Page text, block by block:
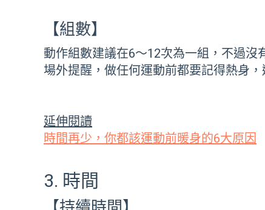
【組數】
動作組數建議在6～12次為一組，不過沒
場外提醒，做任何運動前都要記得熱身
延伸閱讀
時間再少，你都該運動前暖身的6大原因
3. 時間